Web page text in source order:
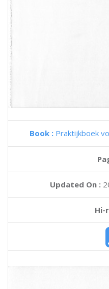
Book : Praktijkboek
Updated On :
Hi-